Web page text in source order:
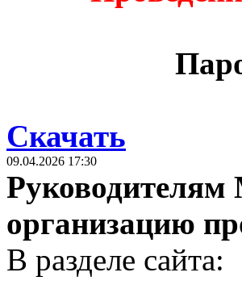
Скачать
09.04.2026 17:30
организацию
В разделе сайта: